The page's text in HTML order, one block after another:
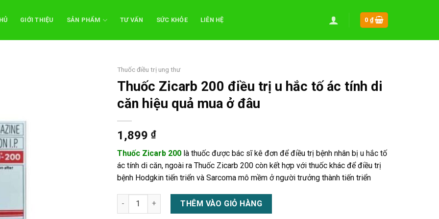
GIỚI THIỆU SẢN PHẨM TƯ VẤN SỨC KHỎE LIÊN HỆ 0 ₫
Thuốc điều trị ung thư
Thuốc Zicarb 200 điều trị u hắc tố ác tính di
căn hiệu quả mua ở đâu
1,899 ₫
Thuốc Zicarb 200 là thuốc được bác sĩ kê đơn để điều trị bệnh nhân bị u hắc tố
ác tính di căn, ngoài ra Thuốc Zicarb 200 còn kết hợp với thuốc khác để điều trị
bệnh Hodgkin tiến triển và Sarcoma mô mềm ở người trưởng thành tiến triển
Thuốc Zicarb 200 điều trị u hắc tố ác tính di căn hiệu quả mua ở đâu số lượng
THÊM VÀO GIỎ HÀNG